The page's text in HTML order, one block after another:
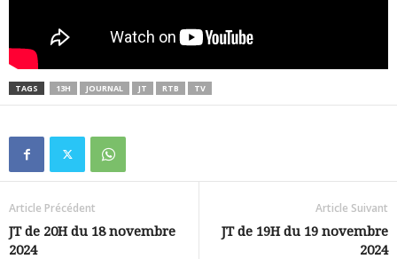
TAGS 13H JOURNAL JT RTB TV
Article Précédent
JT de 20H du 18 novembre
2024
Article Suivant
JT de 19H du 19 novembre
2024